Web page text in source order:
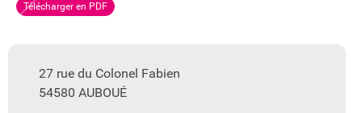
Télécharger en PDF
27 rue du Colonel Fabien
54580 AUBOUÉ